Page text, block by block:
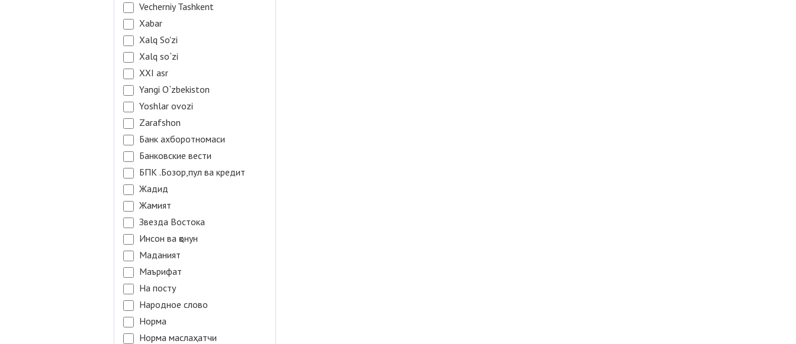
Vecherniy Tashkent
Xabar
Xalq So'zi
Xalq so`zi
XXI asr
Yangi O`zbekiston
Yoshlar ovozi
Zarafshon
Банк ахборотномаси
Банковские вести
БПК .Бозор,пул ва кредит
Жадид
Жамият
Звезда Востока
Инсон ва қонун
Маданият
Маърифат
На посту
Народное слово
Норма
Норма маслаҳатчи